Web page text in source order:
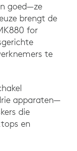
goed—ze
brengt de
for
te
apparaten—
die
en